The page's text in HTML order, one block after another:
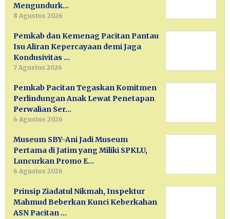
Mengundurk…
8 Agustus 2026
Pemkab dan Kemenag Pacitan Pantau
Isu Aliran Kepercayaan demi Jaga
Kondusivitas …
7 Agustus 2026
Pemkab Pacitan Tegaskan Komitmen
Perlindungan Anak Lewat Penetapan
Perwalian Ser…
6 Agustus 2026
Museum SBY-Ani Jadi Museum
Pertama di Jatim yang Miliki SPKLU,
Luncurkan Promo E…
6 Agustus 2026
Prinsip Ziadatul Nikmah, Inspektur
Mahmud Beberkan Kunci Keberkahan
ASN Pacitan …